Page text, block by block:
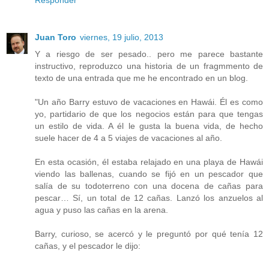
Juan Toro viernes, 19 julio, 2013
Y a riesgo de ser pesado.. pero me parece bastante
instructivo, reproduzco una historia de un fragmmento de
texto de una entrada que me he encontrado en un blog.
"Un año Barry estuvo de vacaciones en Hawái. Él es como
yo, partidario de que los negocios están para que tengas
un estilo de vida. A él le gusta la buena vida, de hecho
suele hacer de 4 a 5 viajes de vacaciones al año.
En esta ocasión, él estaba relajado en una playa de Hawái
viendo las ballenas, cuando se fijó en un pescador que
salía de su todoterreno con una docena de cañas para
pescar… Sí, un total de 12 cañas. Lanzó los anzuelos al
agua y puso las cañas en la arena.
Barry, curioso, se acercó y le preguntó por qué tenía 12
cañas, y el pescador le dijo: